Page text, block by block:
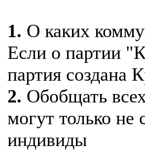
1. О каких
Если о партии
партия создана
2. Обобщать
могут только не
индивиды